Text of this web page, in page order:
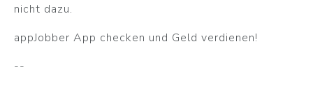
nicht dazu.
appJobber App checken und Geld verdienen!
--